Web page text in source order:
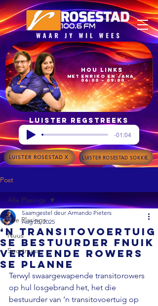
06:00 – 09:00
met Enriko en Jana
Hou Links
Luister regstreeks
-01:04
LUISTER ROSESTAD X LUISTER ROSESTAD SOKKIE
Post
Alle Plasings
Nuus
Sportnuus
Alle Plasings
‘n Transitovoertuig
se bestuurder fnuik
vermeende rowers
se planne
Saamgestel deur Armando Pieters
Aug 28, 2025
Terwyl swaargewapende transitorowers
op hul losgebrand het, het die
bestuurder van ‘n transitovoertuig op